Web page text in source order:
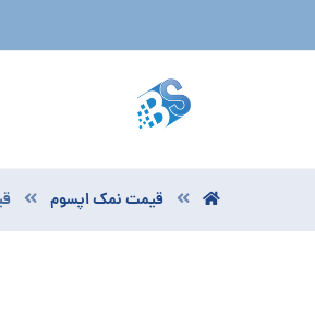
قیمت نمک اپسوم